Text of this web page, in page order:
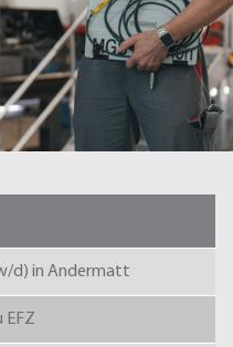
d) in Andermatt
EFZ